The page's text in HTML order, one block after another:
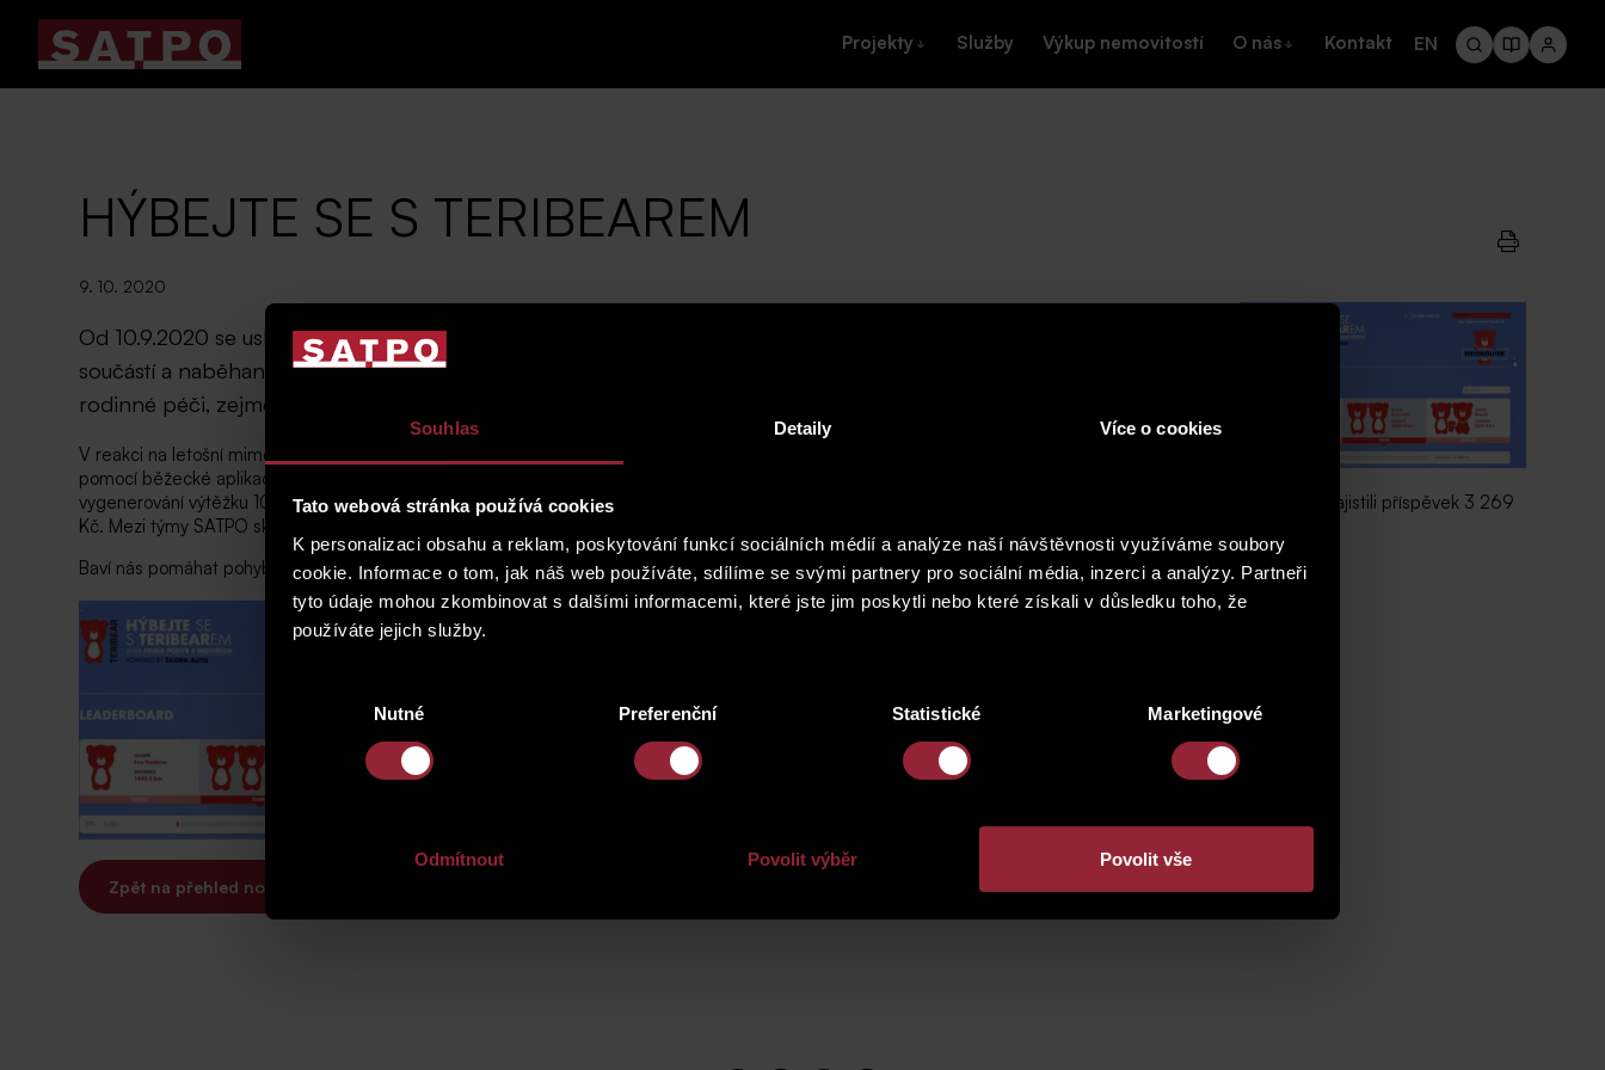
Souhlas Detaily Více o cookies
Tato webová stránka používá cookies
K personalizaci obsahu a reklam, poskytování funkcí sociálních médií a analýze naší návštěvnosti využíváme soubory
cookie. Informace o tom, jak náš web používáte, sdílíme se svými partnery pro sociální média, inzerci a analýzy. Partneři
tyto údaje mohou zkombinovat s dalšími informacemi, které jste jim poskytli nebo které získali v důsledku toho, že
používáte jejich služby.
Nutné Preferenční Statistické Marketingové
Odmítnout Povolit výběr Povolit vše
Projekty Služby Výkup nemovitostí O nás Kontakt EN
HÝBEJTE SE S TERIBEAREM
9. 10. 2020
Od 10.9.2020 se uskutečnila charitativní akce "hýbejte se s TERIBEAREM", které jsme byli za společnost SATPO opět
součástí a naběhanými kilometry tak podpořili projekt TERIBEAR, jež pomáhá dětem vyrůstajícím v náhradní
rodinné péči, zejména pěstounské péči, ale také těm, kterým hrozí odebrání z rodiny do dětského domova.
V reakci na letošní mimořádnou situaci poznamenanou pandemií COVID-19 se opustilo od jednoho konkrétního místa a pomáhalo se virtuálně
pomocí běžecké aplikace. V rámci firemního teambuildingu na Jižní Moravě jsme také přispěli pěší turistikou. Akce byla ukončena okamžikem
vygenerování výtěžku 10.000.000 Kč, kterými účastníci přispěli na Nadaci Terezy Maxové. Náš tým SATPO vyběhal celkem 326,9 km, čímž jsme dohromady zajistili příspěvek 3 269
Kč. Mezi týmy SATPO skončilo na 271. místě z celkových 572 zúčastněných.
Baví nás pomáhat pohybem a už teď se těšíme na další ročník.
Zpět na přehled novinek